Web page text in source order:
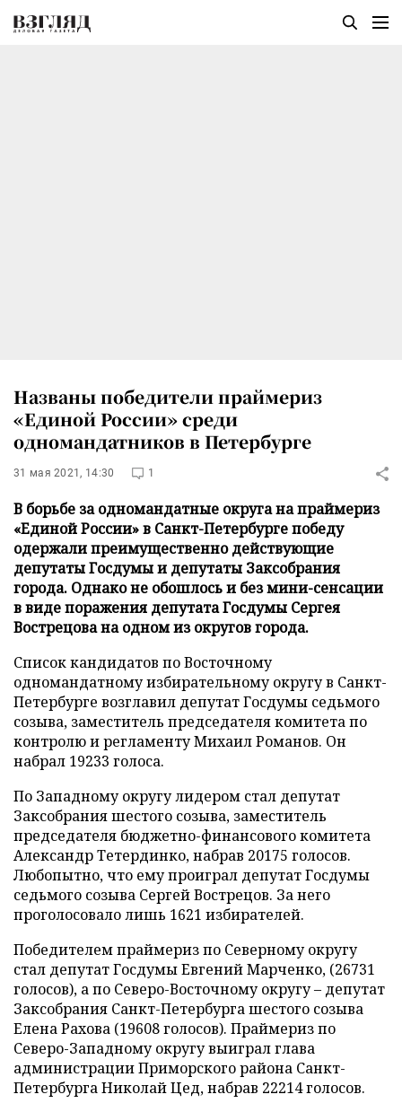
Названы победители праймериз
«Единой России» среди
одномандатников в Петербурге
31 мая 2021, 14:30 1
В борьбе за одномандатные округа на праймериз
«Единой России» в Санкт-Петербурге победу
одержали преимущественно действующие
депутаты Госдумы и депутаты Заксобрания
города. Однако не обошлось и без мини-сенсации
в виде поражения депутата Госдумы Сергея
Вострецова на одном из округов города.
Список кандидатов по Восточному
одномандатному избирательному округу в Санкт-
Петербурге возглавил депутат Госдумы седьмого
созыва, заместитель председателя комитета по
контролю и регламенту Михаил Романов. Он
набрал 19233 голоса.
По Западному округу лидером стал депутат
Заксобрания шестого созыва, заместитель
председателя бюджетно-финансового комитета
Александр Тетердинко, набрав 20175 голосов.
Любопытно, что ему проиграл депутат Госдумы
седьмого созыва Сергей Вострецов. За него
проголосовалолишь 1621 избирателей.
Победителем праймериз по Северному округу
стал депутат Госдумы Евгений Марченко, (26731
голосов), а по Северо-Восточному округу – депутат
Заксобрания Санкт-Петербурга шестого созыва
Елена Рахова (19608 голосов). Праймериз по
Северо-Западному округу выигралглава
администрации Приморского района Санкт-
Петербурга Николай Цед, набрав 22214 голосов.